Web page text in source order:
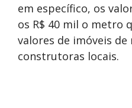
em específico, os
os R$ 40 mil o metro
valores de imóveis de
construtoras locais.